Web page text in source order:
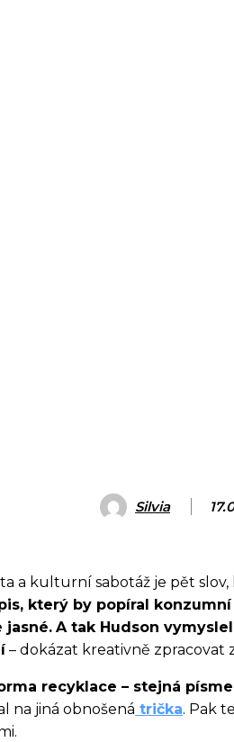
Silvia
a kulturní sabotáž je pět
který by popíral
jasné. A tak Hudson
– dokázat kreativně zpracovat
recyklace – stejná
na jiná obnošená trička. Pak